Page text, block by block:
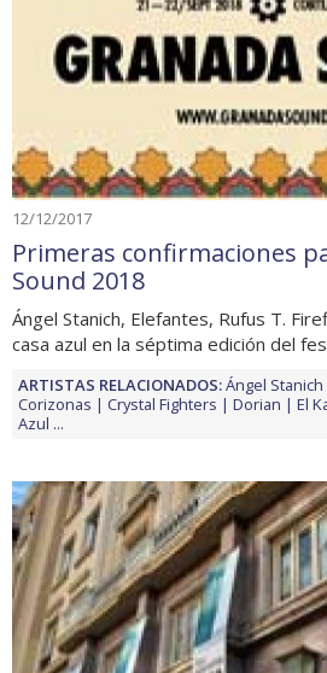
12/12/2017
Primeras confirmaciones
Sound 2018
Ángel Stanich, Elefantes, Rufus T.
casa azul en la séptima edición del
ARTISTAS RELACIONADOS:Ángel Stanich
Corizonas
Crystal Fighters Dorian El
Azul ...